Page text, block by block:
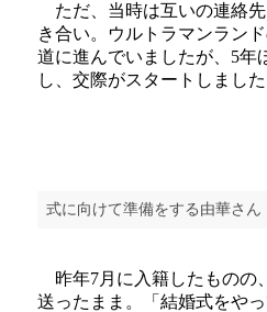
ただ、当時は互いの連絡
き合い。ウルトラマンラン
道に進んでいましたが、5年
し、交際がスタートしました
式に向けて準備をする由華さん
昨年7月に入籍したものの
送ったまま。「結婚式をや